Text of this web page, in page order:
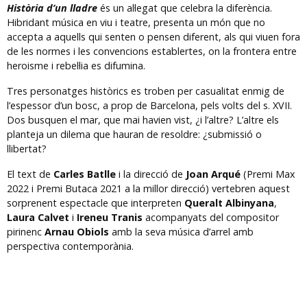
Història d’un lladre és un al·legat que celebra la diferència.
Hibridant música en viu i teatre, presenta un món que no
accepta a aquells qui senten o pensen diferent, als qui viuen fora
de les normes i les convencions establertes, on la frontera entre
heroisme i rebel·lia es difumina.
Tres personatges històrics es troben per casualitat enmig de
l’espessor d’un bosc, a prop de Barcelona, pels volts del s. XVII.
Dos busquen el mar, que mai havien vist, ¿i l’altre? L’altre els
planteja un dilema que hauran de resoldre: ¿submissió o
llibertat?
El text de Carles Batlle i la direcció de Joan Arqué (Premi Max
2022 i Premi Butaca 2021 a la millor direcció) vertebren aquest
sorprenent espectacle que interpreten Queralt Albinyana,
Laura Calvet i Ireneu Tranis acompanyats del compositor
pirinenc Arnau Obiols amb la seva música d’arrel amb
perspectiva contemporània.